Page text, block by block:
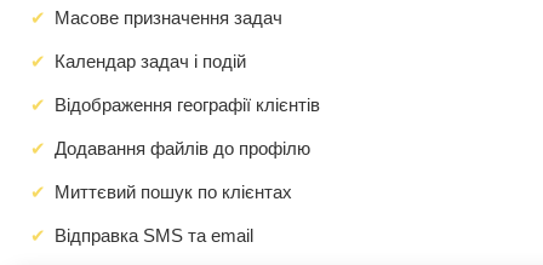
Масове призначення задач
Календар задач і подій
Відображення географії клієнтів
Додавання файлів до профілю
Миттєвий пошук по клієнтах
Відправка SMS та email